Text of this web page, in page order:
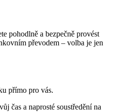
pohodlně a bezpečně provést
převodem – volba je jen
přímo pro vás.
čas a naprosté soustředění na